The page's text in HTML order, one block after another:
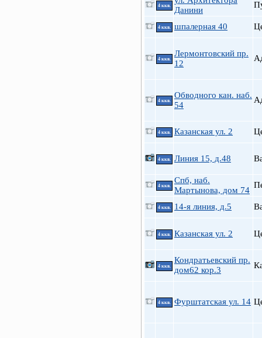
4 ккв.
Данини
4 ккв. шпалерная 40
4 ккв.
Лермонтовский пр.
12
4 ккв.
Обводного кан. наб.
54
4 ккв. Казанская ул. 2
4 ккв. Линия 15, д.48
4 ккв.
Спб, наб.
Мартынова, дом 74
4 ккв. 14-я линия, д.5
4 ккв. Казанская ул. 2
4 ккв.
Кондратьевский пр.
дом62 кор.3
4 ккв. Фурштатская ул. 14